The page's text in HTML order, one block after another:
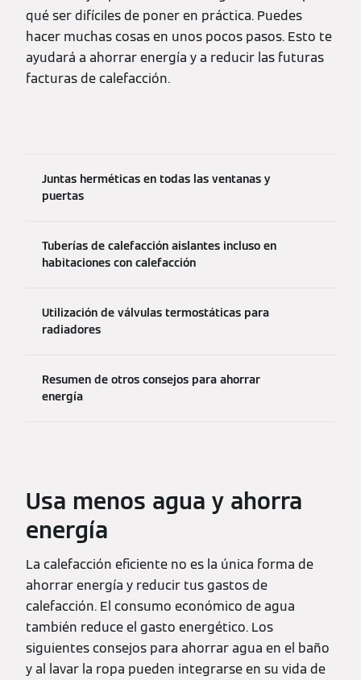
qué ser difíciles de poner en práctica. Puedes
hacer muchas cosas en unos pocos pasos. Esto te
ayudará a ahorrar energía y a reducir las futuras
facturas de calefacción.
Juntas herméticas en todas las ventanas y
puertas
Tuberías de calefacción aislantes incluso en
habitaciones con calefacción
Utilización de válvulas termostáticas para
radiadores
Resumen de otros consejos para ahorrar
energía
Usa menos agua y ahorra
energía
La calefacción eficiente no es la única forma de
ahorrar energía y reducir tus gastos de
calefacción. El consumo económico de agua
también reduce el gasto energético. Los
siguientes consejos para ahorrar agua en el baño
y al lavar la ropa pueden integrarse en su vida de